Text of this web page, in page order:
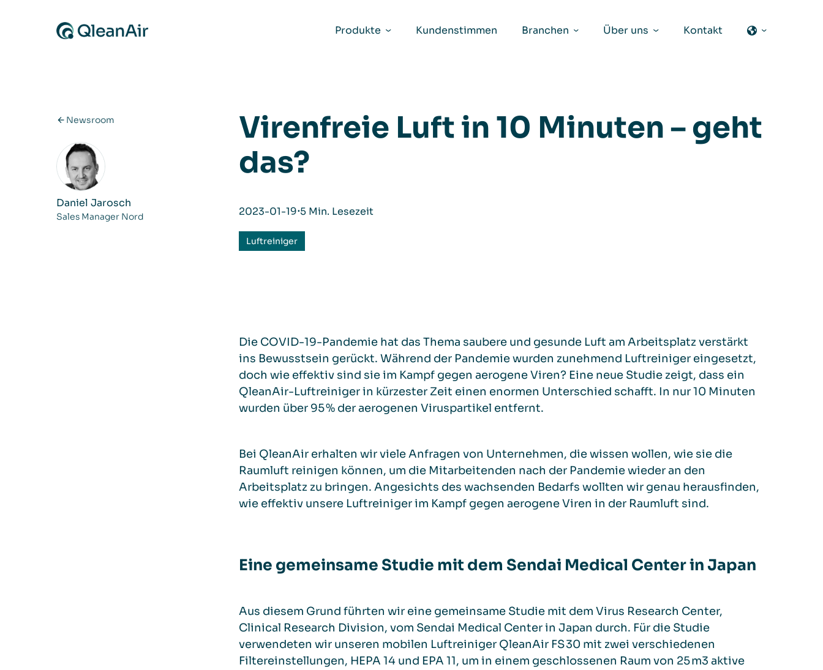
Produkte
Kundenstimmen Branchen Über uns Kontakt
Newsroom
Daniel Jarosch
Sales Manager Nord
Virenfreie Luft in 10 Minuten – geht
das?
2023-01-19⋅5 Min. Lesezeit
Luftreiniger
Die COVID-19-Pandemie hat das Thema saubere und gesunde Luft am Arbeitsplatz verstärkt
ins Bewusstsein gerückt. Während der Pandemie wurden zunehmend Luftreiniger eingesetzt,
doch wie effektiv sind sie im Kampf gegen aerogene Viren? Eine neue Studie zeigt, dass ein
QleanAir-Luftreiniger in kürzester Zeit einen enormen Unterschied schafft. In nur 10 Minuten
wurden über 95 % der aerogenen Viruspartikel entfernt.
Bei QleanAir erhalten wir viele Anfragen von Unternehmen, die wissen wollen, wie sie die
Raumluft reinigen können, um die Mitarbeitenden nach der Pandemie wieder an den
Arbeitsplatz zu bringen. Angesichts des wachsenden Bedarfs wollten wir genau herausfinden,
wie effektiv unsere Luftreiniger im Kampf gegen aerogene Viren in der Raumluft sind.
Eine gemeinsame Studie mit dem Sendai Medical Center in Japan
Aus diesem Grund führten wir eine gemeinsame Studie mit dem Virus Research Center,
Clinical Research Division, vom Sendai Medical Center in Japan durch. Für die Studie
verwendeten wir unseren mobilen Luftreiniger QleanAir FS 30 mit zwei verschiedenen
Filtereinstellungen, HEPA 14 und EPA 11, um in einem geschlossenen Raum von 25 m3 aktive